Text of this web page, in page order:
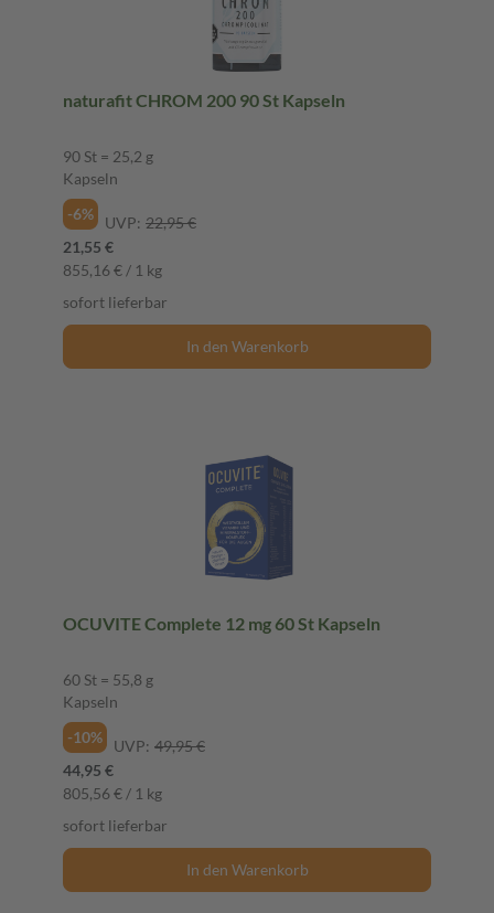
naturafit CHROM 200 90 St Kapseln
90 St = 25,2 g
Kapseln
-6%
UVP: 22,95 €
21,55 €
855,16 € / 1 kg
sofort lieferbar
In den Warenkorb
OCUVITE Complete 12 mg 60 St Kapseln
60 St = 55,8 g
Kapseln
-10%
UVP: 49,95 €
44,95 €
805,56 € / 1 kg
sofort lieferbar
In den Warenkorb